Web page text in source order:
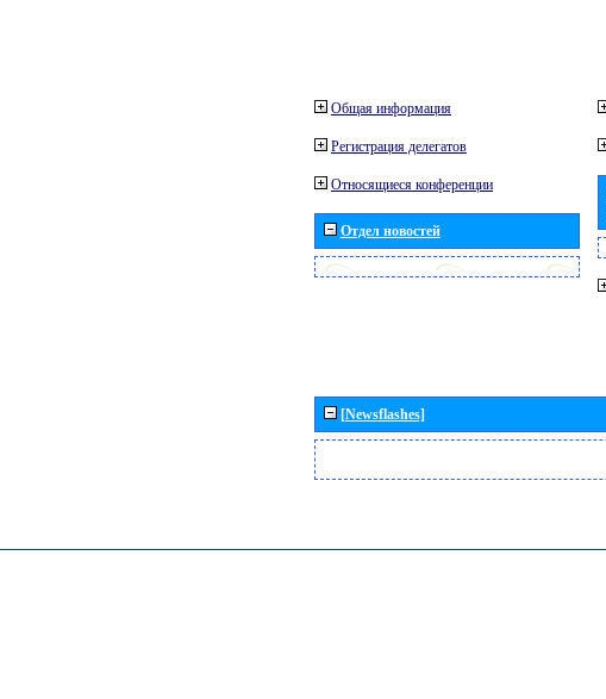
Общая информация
Регистрация делегатов
Относящиеся конференции
Отдел новостей
[Newsflashes]